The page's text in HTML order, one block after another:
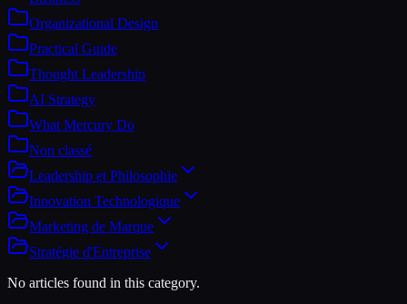
Organizational Design
Practical Guide
Thought Leadership
AI Strategy
What Mercury Do
Non classé
Leadership et Philosophie
Innovation Technologique
Marketing de Marque
Stratégie d'Entreprise
No articles found in this category.